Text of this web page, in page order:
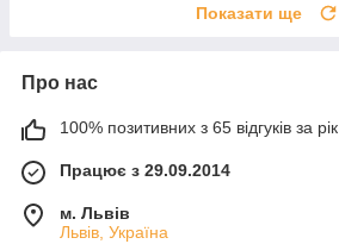
Показати ще
Про нас
100% позитивних з 65 відгуків за рік
Працює з 29.09.2014
м. Львів
Львів, Україна